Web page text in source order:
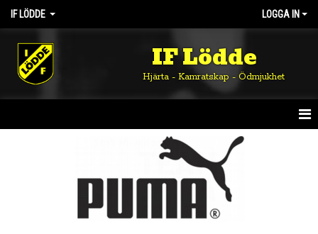
IF LÖDDE LOGGA IN
IF Lödde
Hjärta - Kamratskap - Ödmjukhet